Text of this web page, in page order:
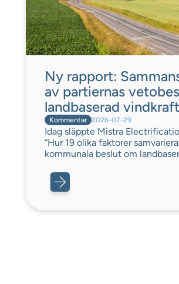
Ny rapport:
av partiernas
landbaserad vindkraft
Kommentar 2026-07-29
Idag släppte Mistra
“Hur 19 olika faktorer
kommunala beslut om